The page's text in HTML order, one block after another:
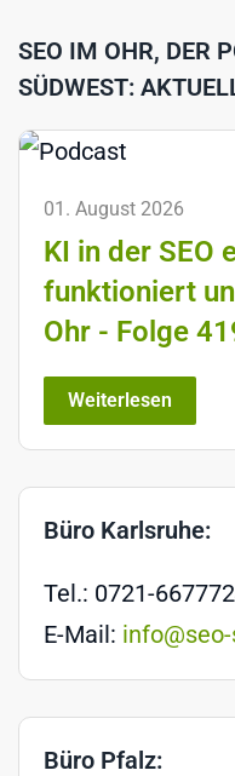
SEO IM OHR, DER
SÜDWEST:
01. August 2026
KI in der SEO
funktioniert
Ohr - Folge
Weiterlesen
Büro Karlsruhe:
Tel.: 0721-
E-Mail:
Büro Pfalz: